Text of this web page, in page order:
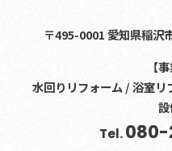
〒495-0001 愛知県稲沢
【
水回りリフォーム / 浴室
Tel. 080-